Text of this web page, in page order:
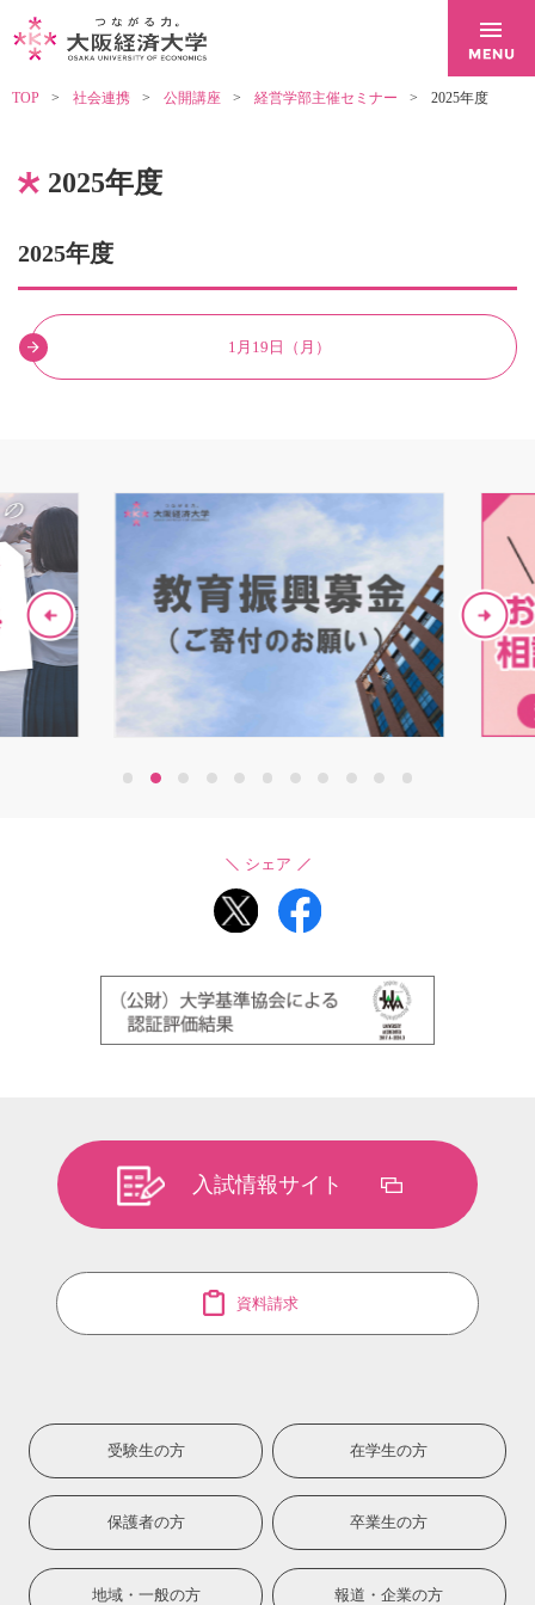
TOP 社会連携 公開講座 経営学部主催セミナー 2025年度
2025年度
2025年度
1月19日（月）
2 4 5 7 9
シェア
入試情報サイト
資料請求
受験生の方 在学生の方
保護者の方 卒業生の方
地域・一般の方 報道・企業の方